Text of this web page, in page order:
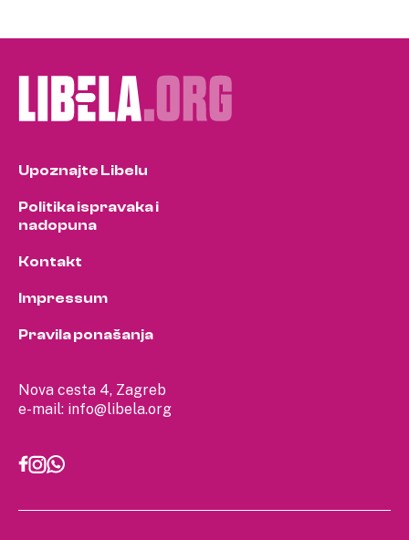
Nova cesta 4, Zagreb
e-mail: info@libela.org
Upoznajte Libelu
Politika ispravaka i
nadopuna
Kontakt
Impressum
Pravila ponašanja